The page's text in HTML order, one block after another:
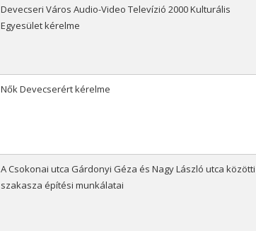
Devecseri Város Audio-Video Televízió 2000 Kulturális
Egyesület kérelme
Nők Devecserért kérelme
A Csokonai utca Gárdonyi Géza és Nagy László utca közötti
szakasza építési munkálatai